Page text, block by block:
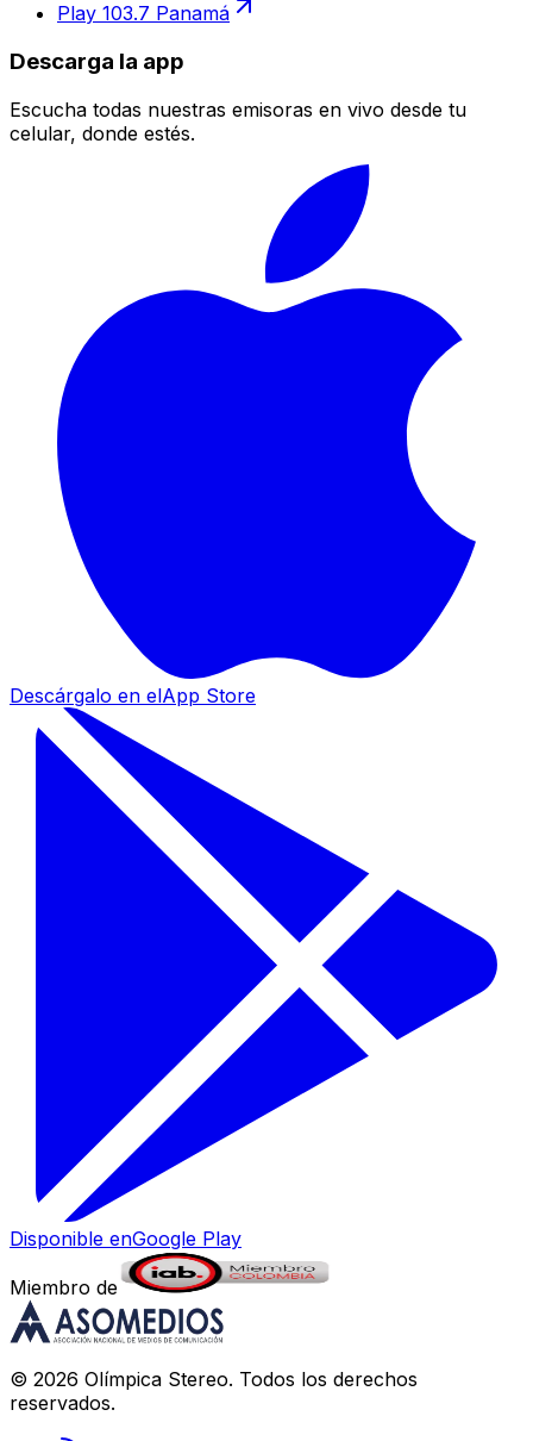
Play 103.7 Panamá
Descarga la app
Escucha todas nuestras emisoras en vivo desde tu
celular, donde estés.
Descárgalo en elApp Store
Disponible enGoogle Play
Miembro de
© 2026 Olímpica Stereo. Todos los derechos
reservados.